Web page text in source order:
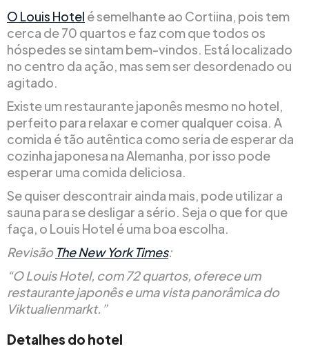
O Louis Hotel é semelhante ao Cortiina, pois tem
cerca de 70 quartos e faz com que todos os
hóspedes se sintam bem-vindos. Está localizado
no centro da ação, mas sem ser desordenado ou
agitado.
Existe um restaurante japonês mesmo no hotel,
perfeito para relaxar e comer qualquer coisa. A
comida é tão autêntica como seria de esperar da
cozinha japonesa na Alemanha, por isso pode
esperar uma comida deliciosa.
Se quiser descontrair ainda mais, pode utilizar a
sauna para se desligar a sério. Seja o que for que
faça, o Louis Hotel é uma boa escolha.
Revisão The New York Times:
“O Louis Hotel, com 72 quartos, oferece um
restaurante japonês e uma vista panorâmica do
Viktualienmarkt.”
Detalhes do hotel